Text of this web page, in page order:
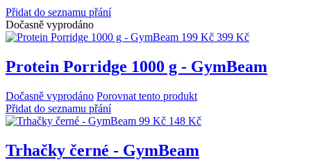
Přidat do seznamu přání
Dočasně vyprodáno
199 Kč 399 Kč
Protein Porridge 1000 g - GymBeam
Dočasně vyprodáno Porovnat tento produkt
Přidat do seznamu přání
99 Kč 148 Kč
Trhačky černé - GymBeam